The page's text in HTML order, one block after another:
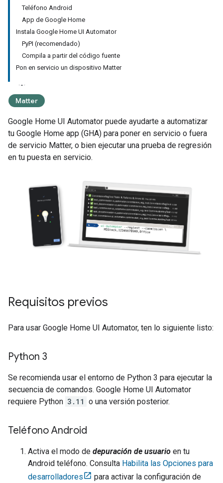
Teléfono Android
App de Google Home
Instala Google Home UI Automator
PyPI (recomendado)
Compila a partir del código fuente
Pon en servicio un dispositivo Matter
Matter
Google Home UI Automator puede ayudarte a automatizar
tu Google Home app (GHA) para poner en servicio o fuera
de servicio Matter, o bien ejecutar una prueba de regresión
en tu puesta en servicio.
Requisitos previos
Para usar Google Home UI Automator, ten lo siguiente listo:
Python 3
Se recomienda usar el entorno de Python 3 para ejecutar la
secuencia de comandos. Google Home UI Automator
requiere Python 3.11 o una versión posterior.
Teléfono Android
Activa el modo de depuración de usuario en tu
Android teléfono. Consulta Habilita las Opciones para
desarrolladores
para activar la configuración de